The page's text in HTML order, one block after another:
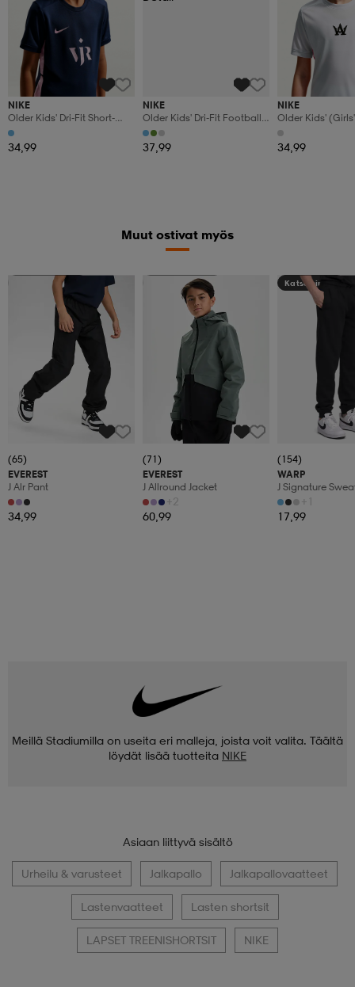
NIKE
Older Kids' Dri-Fit Short-
Sleeve Football Top Vini Jr.
Academy
34,99
NIKE
Older Kids' Dri-Fit Football
Pants Academy
37,99
NIKE
Older Kids'
Football Top
'alexia Putellas'
34,99
Muut ostivat myös
Kampanja -25%
(65)
EVEREST
J Alr Pant
34,99
Kampanja -25%
(71)
EVEREST
J Allround Jacket
+2
60,99
Katso hintaa
(154)
WARP
J Signature
+1
17,99
Meillä Stadiumilla on useita eri malleja, joista voit valita. Täältä
löydät lisää tuotteita NIKE
Asiaan liittyvä sisältö
Urheilu & varusteet Jalkapallo Jalkapallovaatteet
Lastenvaatteet Lasten shortsit
LAPSET TREENISHORTSIT NIKE